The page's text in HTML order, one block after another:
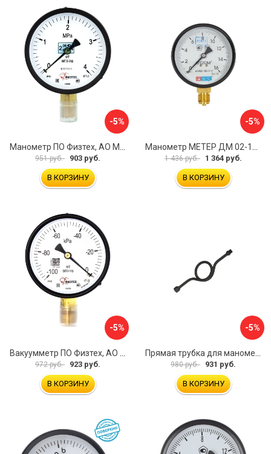
-5%
951 руб. 903 руб.
В КОРЗИНУ
-5%
1 436 руб. 1 364 руб.
В КОРЗИНУ
-5%
972 руб. 923 руб.
В КОРЗИНУ
-5%
980 руб. 931 руб.
В КОРЗИНУ